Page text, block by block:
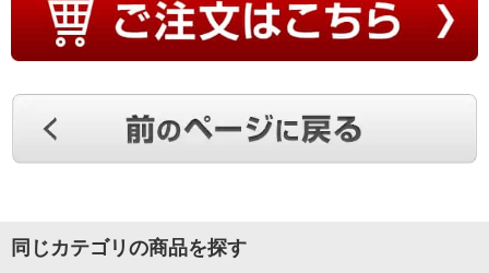
同じカテゴリの商品を探す